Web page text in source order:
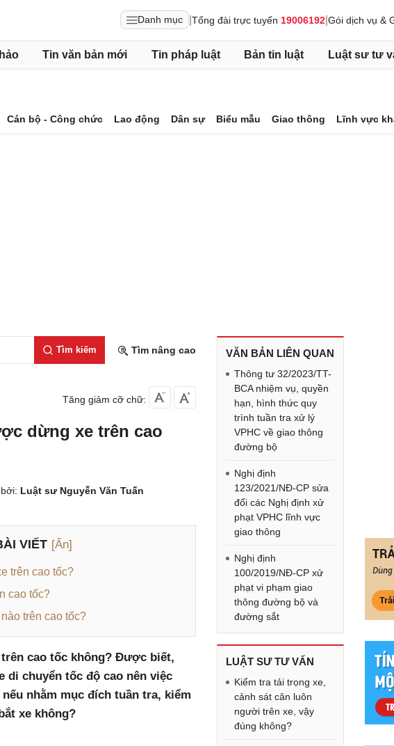
Danh mục Tổng đài trực tuyến 19006192 Gói dịch vụ &
Tin văn bản mới Tin pháp luật Bản tin luật Luật sư tư
Cán bộ - Công chức Lao động Dân sự Biểu mẫu Giao thông Lĩnh vực
Tìm kiếm Tìm nâng cao
Tăng giảm cỡ chữ:
dừng xe trên cao
Luật sư Nguyễn Văn Tuấn
VIẾT [Ẩn]
trên cao tốc?
cao tốc?
trên cao tốc?
cao tốc không? Được biết,
chuyển tốc độ cao nên việc
nhằm mục đích tuần tra, kiểm
xe không?
VĂN BẢN LIÊN QUAN
Thông tư 32/2023/TT-
BCA nhiệm vụ, quyền
hạn, hình thức quy
trình tuần tra xử lý
VPHC về giao thông
đường bộ
Nghị định
123/2021/NĐ-CP sửa
đổi các Nghị định xử
phạt VPHC lĩnh vực
giao thông
Nghị định
100/2019/NĐ-CP xử
phạt vi phạm giao
thông đường bộ và
đường sắt
LUẬT SƯ TƯ VẤN
Kiểm tra tải trọng xe,
cảnh sát cân luôn
người trên xe, vậy
đúng không?